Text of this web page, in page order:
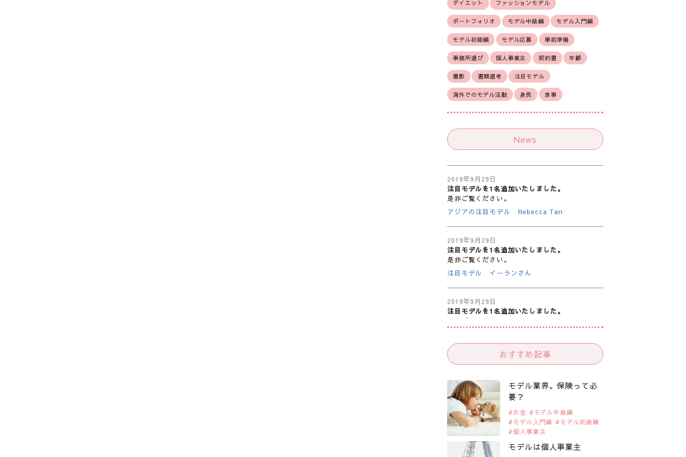
ダイエット ファッションモデル
ポートフォリオ モデル中級編 モデル入門編
モデル初級編 モデル応募 事前準備
事務所選び 個人事業主 契約書 年齢
撮影 書類選考 注目モデル
海外でのモデル活動 身長 食事
News
2019年9月29日
注目モデルを1名追加いたしました。
是非ご覧ください。
アジアの注目モデル Rebecca Tan
2019年9月29日
注目モデルを1名追加いたしました。
是非ご覧ください。
注目モデル イーランさん
2019年9月29日
注目モデルを1名追加いたしました。
是非ご覧ください。
2019年9月29日
是非ご覧ください。
注目モデル カーラ・デルヴィーニュ
2019年9月29日
注目モデルを1名追加いたしました。
是非ご覧ください。
おすすめ記事
モデル業界。保険って必
要？
お金
モデル中級編
モデル入門編
モデル初級編
個人事業主
モデルは個人事業主